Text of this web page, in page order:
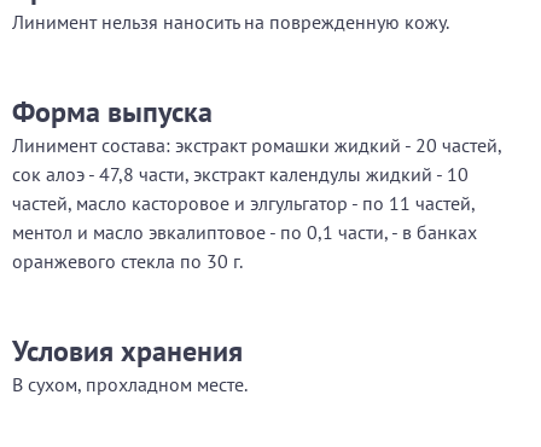
Линимент нельзя наносить на поврежденную кожу.
Форма выпуска
Линимент состава: экстракт ромашки жидкий - 20 частей,
сок алоэ - 47,8 части, экстракт календулы жидкий - 10
частей, масло касторовое и элгульгатор - по 11 частей,
ментол и масло эвкалиптовое - по 0,1 части, - в банках
оранжевого стекла по 30 г.
Условия хранения
В сухом, прохладном месте.